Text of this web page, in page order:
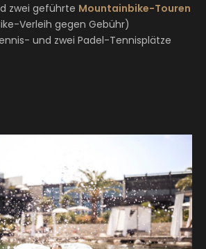
zwei geführte Mountainbike-Touren
Verleih gegen Gebühr)
und zwei Padel-Tennisplätze